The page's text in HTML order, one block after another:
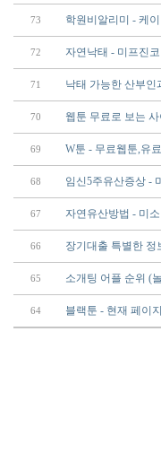
73 학원비알리미 - 케
72 자연낙태 - 미프진
71 낙태 가능한 산부
70 웹툰 무료로 보는
69 W툰 - 무료웹툰,유
68 임신5주유산증상 -
67 자연유산방법 - 미
66 장기대출 특별한
65 소개팅 어플 순위 (
64 블랙툰 - 현재 페이